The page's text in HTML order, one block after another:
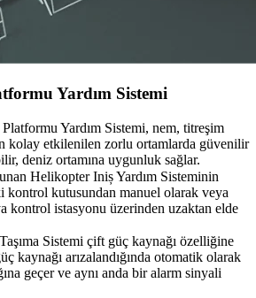
Yardım Sistemi
Yardım Sistemi, nem, titreşim
kolay etkilenilen zorlu ortamlarda güvenilir
deniz ortamına uygunluk sağlar.
Helikopter Iniș Yardım Sisteminin
kontrol kutusundan manuel olarak veya
kontrol istasyonu üzerinden uzaktan elde
Sistemi çift güç kaynağı özelliğine
kaynağı arızalandığında otomatik olarak
geçer ve aynı anda bir alarm sinyali